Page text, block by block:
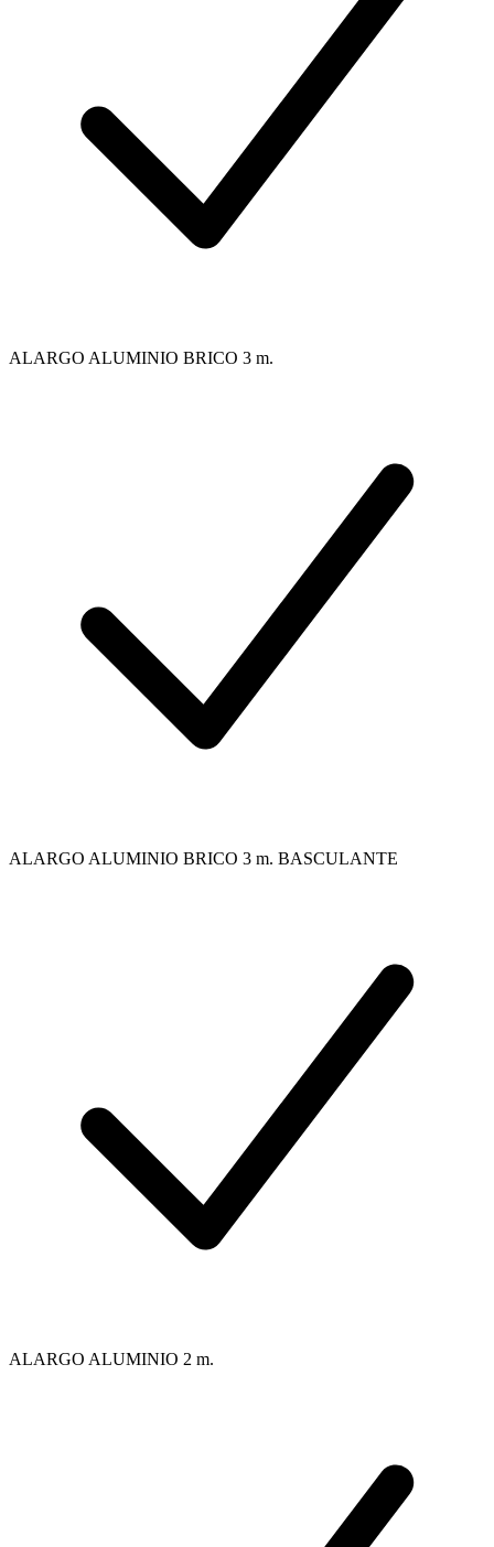
ALARGO ALUMINIO BRICO 3 m.
ALARGO ALUMINIO BRICO 3 m. BASCULANTE
ALARGO ALUMINIO 2 m.